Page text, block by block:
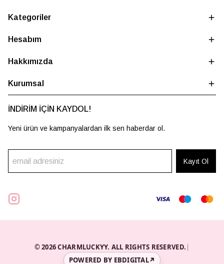
Kategoriler
Hesabım
Hakkımızda
Kurumsal
İNDİRİM İÇİN KAYDOL!
Yeni ürün ve kampanyalardan ilk sen haberdar ol.
Kayıt Ol
© 2026 CHARMLUCKYY. ALL RIGHTS RESERVED. |
POWERED BY EBDIGITAL↗